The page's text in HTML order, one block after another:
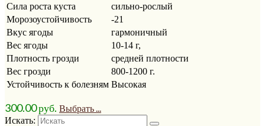
Сила роста куста
сильно-рослый
Морозоустойчивость
-21
Вкус ягоды
гармоничный
Вес ягоды
10-14 г,
Плотность грозди
средней плотности
Вес грозди
800-1200 г.
Устойчивость к болезням Высокая
300.00руб. Выбрать ...
Искать: